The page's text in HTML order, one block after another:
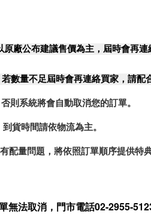
廠公布建議售價為主，屆時會再
數量不足屆時會再連絡買家，請配
則系統將會自動取消您的訂單。
貨時間請依物流為主。
配量問題，將依照訂單順序提供特典
法取消，門市電話02-2955-